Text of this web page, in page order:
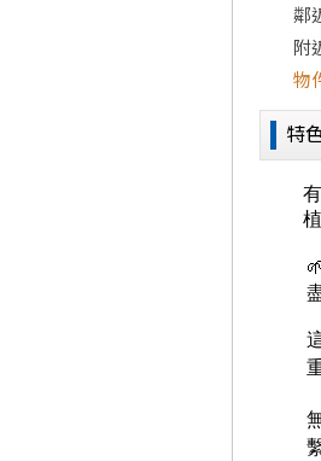
鄰
附
物
特